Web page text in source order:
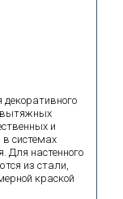
вытяжных
и
системах
Для настенного
из стали,
краской